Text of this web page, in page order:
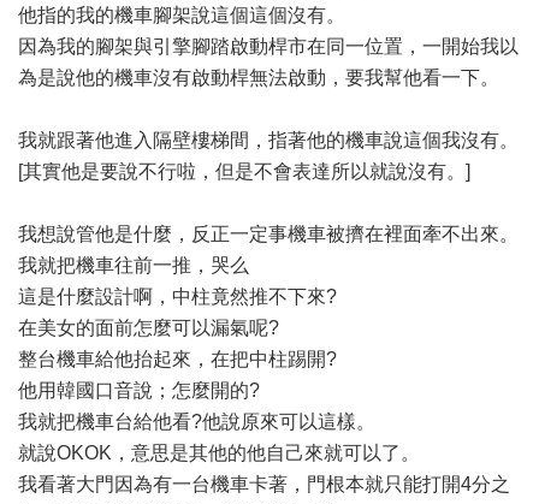
他指的我的機車腳架說這個這個沒有。
因為我的腳架與引擎腳踏啟動桿市在同一位置，一開始我以
為是說他的機車沒有啟動桿無法啟動，要我幫他看一下。
我就跟著他進入隔壁樓梯間，指著他的機車說這個我沒有。
[其實他是要說不行啦，但是不會表達所以就說沒有。]
我想說管他是什麼，反正一定事機車被擠在裡面牽不出來。
我就把機車往前一推，哭么
這是什麼設計啊，中柱竟然推不下來?
在美女的面前怎麼可以漏氣呢?
整台機車給他抬起來，在把中柱踢開?
他用韓國口音說；怎麼開的?
我就把機車台給他看?他說原來可以這樣。
就說OKOK，意思是其他的他自己來就可以了。
我看著大門因為有一台機車卡著，門根本就只能打開4分之